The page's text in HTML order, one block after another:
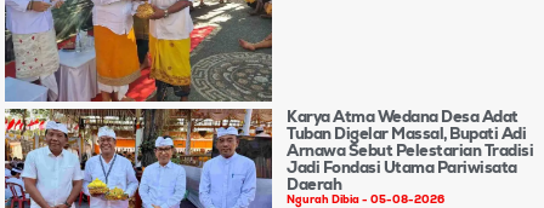
Karya Atma Wedana Desa Adat
Tuban Digelar Massal, Bupati Adi
Arnawa Sebut Pelestarian Tradisi
Jadi Fondasi Utama Pariwisata
Daerah
Ngurah Dibia 05-08-2026